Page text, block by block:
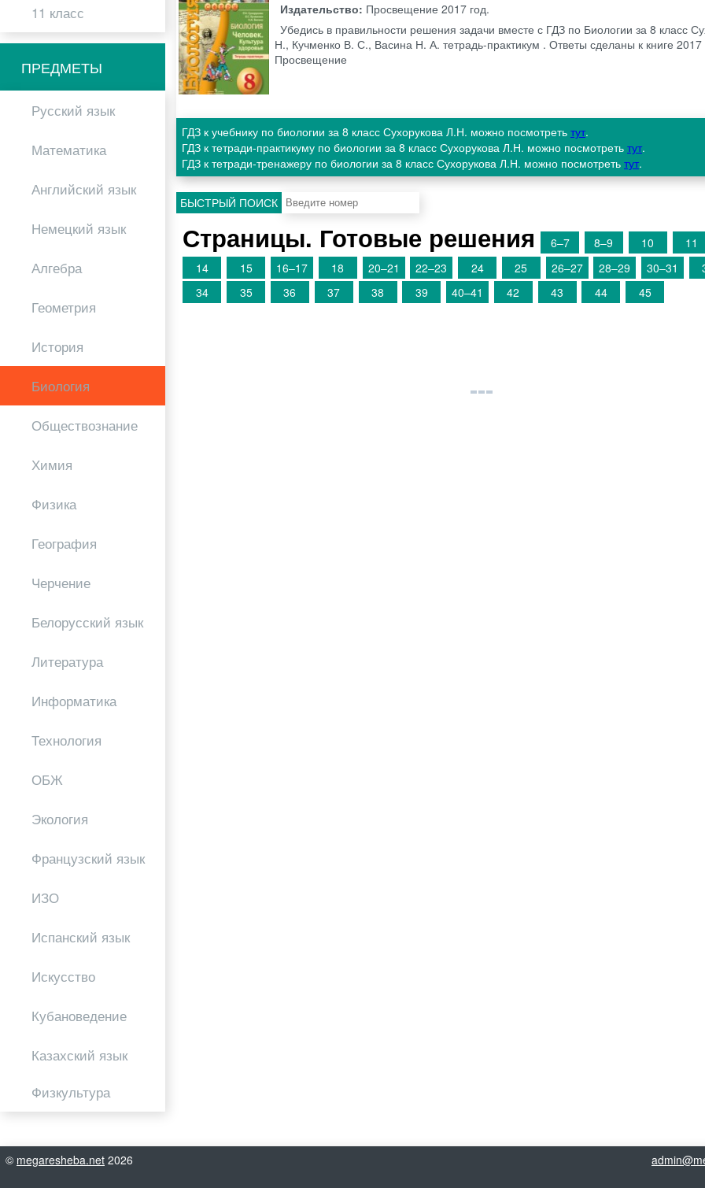
11 класс
ПРЕДМЕТЫ
Русский язык
Математика
Английский язык
Немецкий язык
Алгебра
Геометрия
История
Биология
Обществознание
Химия
Физика
География
Черчение
Белорусский язык
Литература
Информатика
Технология
ОБЖ
Экология
Французский язык
ИЗО
Испанский язык
Искусство
Кубановедение
Казахский язык
Физкультура
Издательство: Просвещение 2017 год.
Убедись в правильности решения задачи вместе с ГДЗ по Биологии за 8 класс
Н., Кучменко В. С., Васина Н. А. тетрадь-практикум . Ответы сделаны к книге 2017
Просвещение
ГДЗ к учебнику по биологии за 8 класс Сухорукова Л.Н. можно посмотреть тут.
ГДЗ к тетради-практикуму по биологии за 8 класс Сухорукова Л.Н. можно посмотреть тут.
ГДЗ к тетради-тренажеру по биологии за 8 класс Сухорукова Л.Н. можно посмотреть тут.
БЫСТРЫЙ ПОИСК
Страницы. Готовые решения 6–7 8–9 10 11
14
15 16–17 18 20–21 22–23 24 25 26–27 28–29 30–31
34
35 36 37 38 39 40–41 42 43 44 45
© megaresheba.net 2026